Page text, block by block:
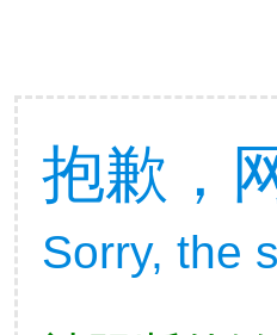
抱歉，
Sorry, the